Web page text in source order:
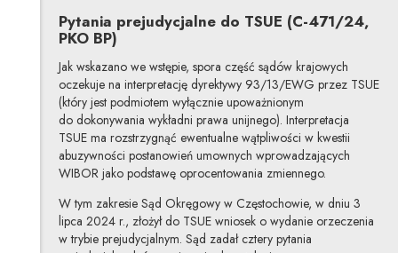
Pytania prejudycjalne do TSUE (C-471/24,
PKO BP)
Jak wskazano we wstępie, spora część sądów krajowych
oczekuje na interpretację dyrektywy 93/13/EWG przez TSUE
(który jest podmiotem wyłącznie upoważnionym
do dokonywania wykładni prawa unijnego). Interpretacja
TSUE ma rozstrzygnąć ewentualne wątpliwości w kwestii
abuzywności postanowień umownych wprowadzających
WIBOR jako podstawę oprocentowania zmiennego.
W tym zakresie Sąd Okręgowy w Częstochowie, w dniu 3
lipca 2024 r., złożył do TSUE wniosek o wydanie orzeczenia
w trybie prejudycjalnym. Sąd zadał cztery pytania